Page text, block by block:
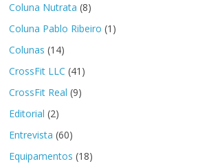
Coluna Nutrata (8)
Coluna Pablo Ribeiro (1)
Colunas (14)
CrossFit LLC (41)
CrossFit Real (9)
Editorial (2)
Entrevista (60)
Equipamentos (18)